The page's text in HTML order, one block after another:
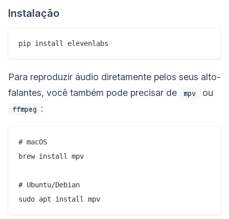
Instalação
Para reproduzir áudio diretamente pelos seus alto-
falantes, você também pode precisar de
mpv ou
ffmpeg :
# macOS
brew install mpv
# Ubuntu/Debian